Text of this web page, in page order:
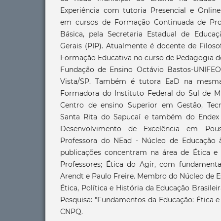
Experiência com tutoria Presencial e
em cursos de Formação Continuada de
Básica, pela Secretaria Estadual de
Gerais (PIP). Atualmente é docente de
Formação Educativa no curso de Pedagogia
Fundação de Ensino Octávio Bastos-
Vista/SP. Também é tutora EaD na
Formadora do Instituto Federal do Sul de
Centro de ensino Superior em Gestão,
Santa Rita do Sapucaí e também do
Desenvolvimento de Excelência em
Professora do NEad - Núcleo de Educação
publicações concentram na área de Ética e
Professores; Ética do Agir, com
Arendt e Paulo Freire. Membro do Núcleo de
Ética, Política e História da Educação
Pesquisa: "Fundamentos da Educação: Ética
CNPQ.